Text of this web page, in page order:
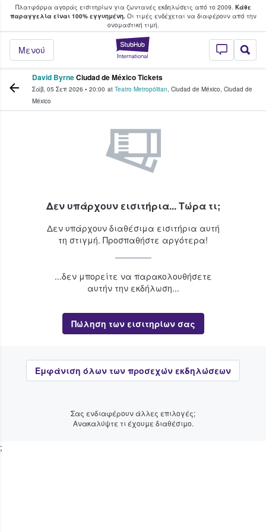
Πλατφόρμα αγοράς εισιτηρίων για ζωντανές εκδηλώσεις από το 2009. Κάθε
παραγγελία είναι 100% εγγυημένη.Οι τιμές ενδέχεται να διαφέρουν από την
oνομαστική τιμή.
StubHub - Όπου
Μενού
φαν αγοράζουν και πουλούν
David ByrneCiudad de México Tickets
Σάβ, 05 Σεπ 2026 • 20:00 at Teatro Metropólitan, Ciudad de México, Ciudad de
México
Δεν υπάρχουν εισιτήρια... Τώρα τι;
Δεν υπάρχουν διαθέσιμα εισιτήρια αυτή
τη στιγμή. Προσπαθήστε αργότερα!
...δεν μπορείτε να παρακολουθήσετε
αυτήν την εκδήλωση...
Πώληση των εισιτηρίων σας
Εμφάνιση όλων των προσεχών εκδηλώσεων
Σας ενδιαφέρουν άλλες επιλογές;
Ανακαλύψτε τι έχουμε διαθέσιμο.
;